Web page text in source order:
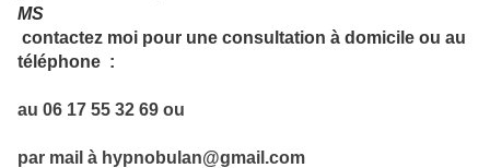
MS
contactez moi pour une consultation à domicile ou au
téléphone :
au 06 17 55 32 69 ou
par mail à hypnobulan@gmail.com